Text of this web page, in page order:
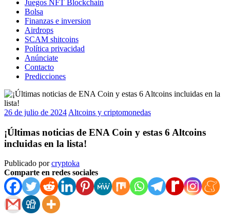
Juegos NFT Blockchain
Bolsa
Finanzas e inversion
Airdrops
SCAM shitcoins
Política privacidad
Anúnciate
Contacto
Predicciones
26 de julio de 2024 Altcoins y criptomonedas
¡Últimas noticias de ENA Coin y estas 6 Altcoins
incluidas en la lista!
Publicado porcryptoka
Comparte en redes sociales